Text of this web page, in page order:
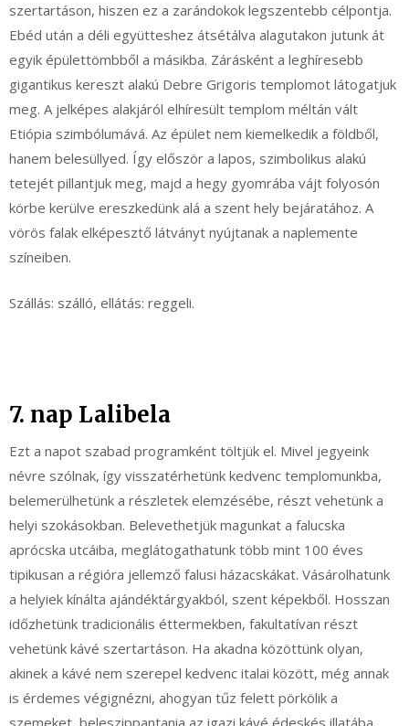
szertartáson, hiszen ez a zarándokok legszentebb célpontja.
Ebéd után a déli együtteshez átsétálva alagutakon jutunk át
egyik épülettömbből a másikba. Zárásként a leghíresebb
gigantikus kereszt alakú Debre Grigoris templomot látogatjuk
meg. A jelképes alakjáról elhíresült templom méltán vált
Etiópia szimbólumává. Az épület nem kiemelkedik a földből,
hanem belesüllyed. Így először a lapos, szimbolikus alakú
tetejét pillantjuk meg, majd a hegy gyomrába vájt folyosón
körbe kerülve ereszkedünk alá a szent hely bejáratához. A
vörös falak elképesztő látványt nyújtanak a naplemente
színeiben.
Szállás: szálló, ellátás: reggeli.
7. nap Lalibela
Ezt a napot szabad programként töltjük el. Mivel jegyeink
névre szólnak, így visszatérhetünk kedvenc templomunkba,
belemerülhetünk a részletek elemzésébe, részt vehetünk a
helyi szokásokban. Belevethetjük magunkat a falucska
aprócska utcáiba, meglátogathatunk több mint 100 éves
tipikusan a régióra jellemző falusi házacskákat. Vásárolhatunk
a helyiek kínálta ajándéktárgyakból, szent képekből. Hosszan
időzhetünk tradicionális éttermekben, fakultatívan részt
vehetünk kávé szertartáson. Ha akadna közöttünk olyan,
akinek a kávé nem szerepel kedvenc italai között, még annak
is érdemes végignézni, ahogyan tűz felett pörkölik a
szemeket, beleszippantania az igazi kávé édeskés illatába.